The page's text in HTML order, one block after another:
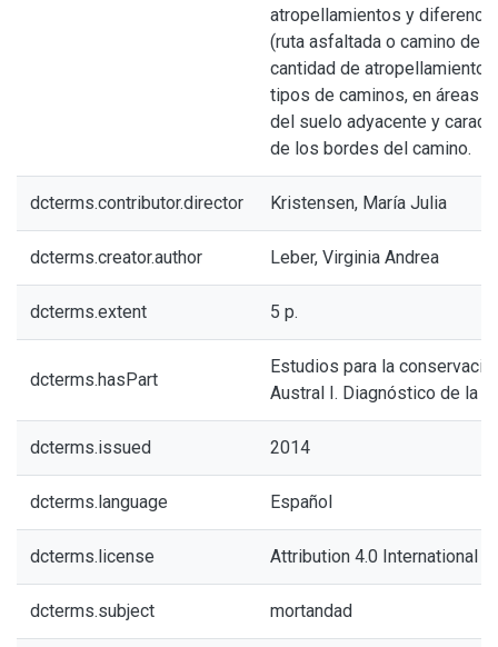
atropellamientos y
(ruta asfaltada o camino de
cantidad de
tipos de caminos, en áreas
del suelo adyacente y
de los bordes del camino.
dcterms.contributor.director Kristensen, María Julia
dcterms.creator.author Leber, Virginia Andrea
dcterms.extent 5 p.
dcterms.hasPart
Estudios para la
Austral I. Diagnóstico de la
dcterms.issued 2014
dcterms.language Español
dcterms.license Attribution 4.0 International
dcterms.subject mortandad